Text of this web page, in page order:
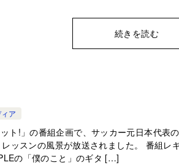
続きを読む
ィア
ト!」の番組企画で、サッカー元日本代表
ッスンの風景が放送されました。 番組レ
の「僕のこと」のギタ […]